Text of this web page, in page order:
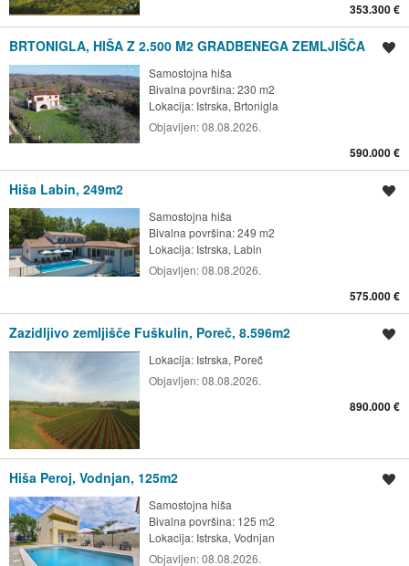
353.300 €
BRTONIGLA, HIŠA Z 2.500 M2 GRADBENEGA ZEMLJIŠČA
Samostojna hiša
Bivalna površina: 230 m2
Lokacija: Istrska, Brtonigla
Objavljen:08.08.2026.
590.000 €
Hiša Labin, 249m2
Samostojna hiša
Bivalna površina: 249 m2
Lokacija: Istrska, Labin
Objavljen:08.08.2026.
575.000 €
Zazidljivo zemljišče Fuškulin, Poreč, 8.596m2
Lokacija: Istrska, Poreč
Objavljen:08.08.2026.
890.000 €
Hiša Peroj, Vodnjan, 125m2
Samostojna hiša
Bivalna površina: 125 m2
Lokacija: Istrska, Vodnjan
Objavljen:08.08.2026.